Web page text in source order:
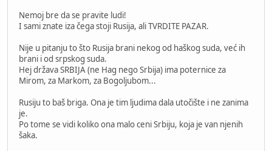
Nemoj bre da se pravite ludi!
I sami znate iza čega stoji Rusija, ali TVRDITE PAZAR.
Nije u pitanju to što Rusija brani nekog od haškog suda, već ih
brani i od srpskog suda.
Hej država SRBIJA (ne Hag nego Srbija) ima poternice za
Mirom, za Markom, za Bogoljubom...
Rusiju to baš briga. Ona je tim ljudima dala utočište i ne zanima
je.
Po tome se vidi koliko ona malo ceni Srbiju, koja je van njenih
šaka.